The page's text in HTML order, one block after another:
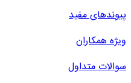
پیوندهای مفید
ویژه همکاران
سوالات متداول